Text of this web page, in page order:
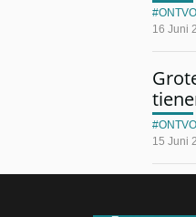
16 Juni
15 Juni